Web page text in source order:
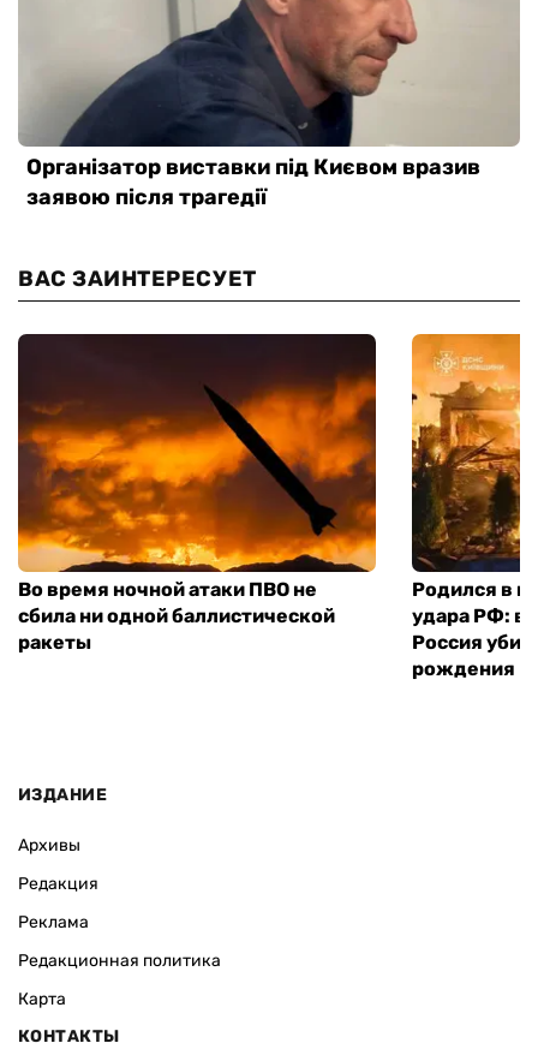
ВАС ЗАИНТЕРЕСУЕТ
Во время ночной атаки ПВО не
сбила ни одной баллистической
ракеты
Родился в
удара РФ: в
Россия
рождения
ИЗДАНИЕ
Архивы
Редакция
Реклама
Редакционная политика
Карта
КОНТАКТЫ